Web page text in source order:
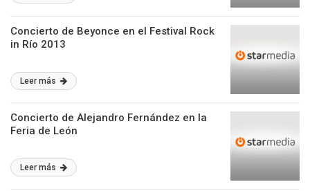
Concierto de Beyonce en el Festival Rock
in Río 2013
Leer más
Concierto de Alejandro Fernández en la
Feria de León
Leer más